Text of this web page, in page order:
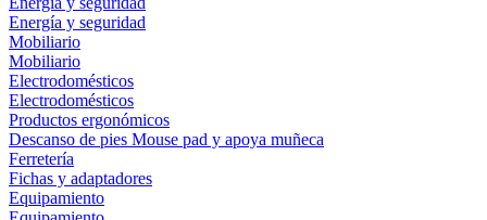
Energía y seguridad
Mobiliario
Mobiliario
Electrodomésticos
Electrodomésticos
Productos ergonómicos
Descanso de pies Mouse pad y apoya muñeca
Ferretería
Fichas y adaptadores
Equipamiento